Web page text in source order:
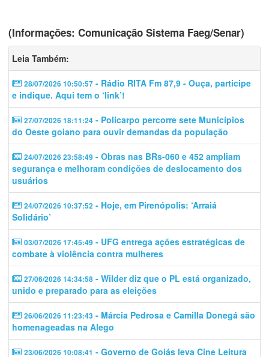
(Informações: Comunicação Sistema Faeg/Senar)
Leia Também:
28/07/2026 10:50:57 - Rádio RITA Fm 87,9 - Ouça, participe
e indique. Aqui tem o ‘link’!
27/07/2026 18:11:24 - Policarpo percorre sete Municípios
do Oeste goiano para ouvir demandas da população
24/07/2026 23:58:49 - Obras nas BRs-060 e 452 ampliam
segurança e melhoram condições de deslocamento dos
usuários
24/07/2026 10:37:52 - Hoje, em Pirenópolis: ‘Arraiá
Solidário’
03/07/2026 17:45:49 - UFG entrega ações estratégicas de
combate à violência contra mulheres
27/06/2026 14:34:58 - Wilder diz que o PL está organizado,
unido e preparado para as eleições
26/06/2026 11:23:43 - Márcia Pedrosa e Camilla Donegá são
homenageadas na Alego
23/06/2026 10:08:41 - Governo de Goiás leva Cine Leitura